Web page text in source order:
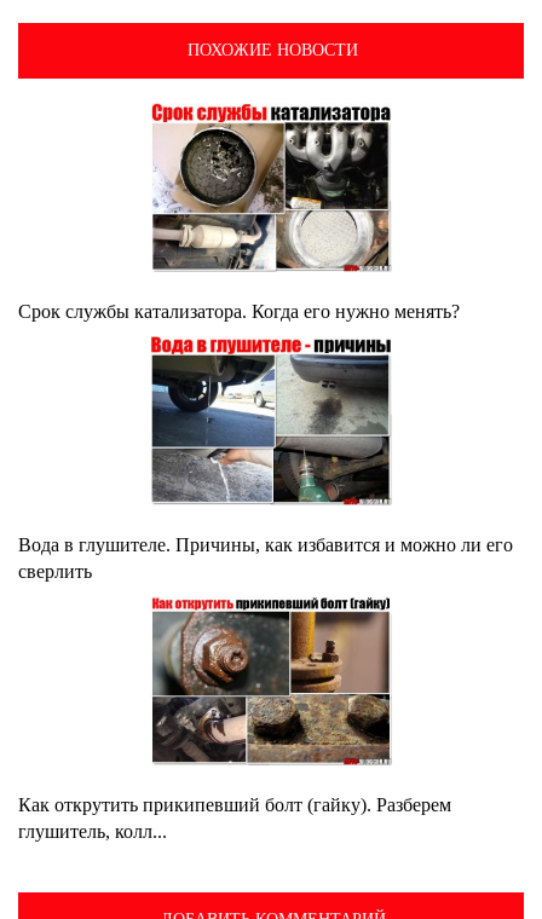
ПОХОЖИЕ НОВОСТИ
Срок службы катализатора. Когда его нужно менять?
Вода в глушителе. Причины, как избавится и можно ли его
сверлить
Как открутить прикипевший болт (гайку). Разберем
глушитель, колл...